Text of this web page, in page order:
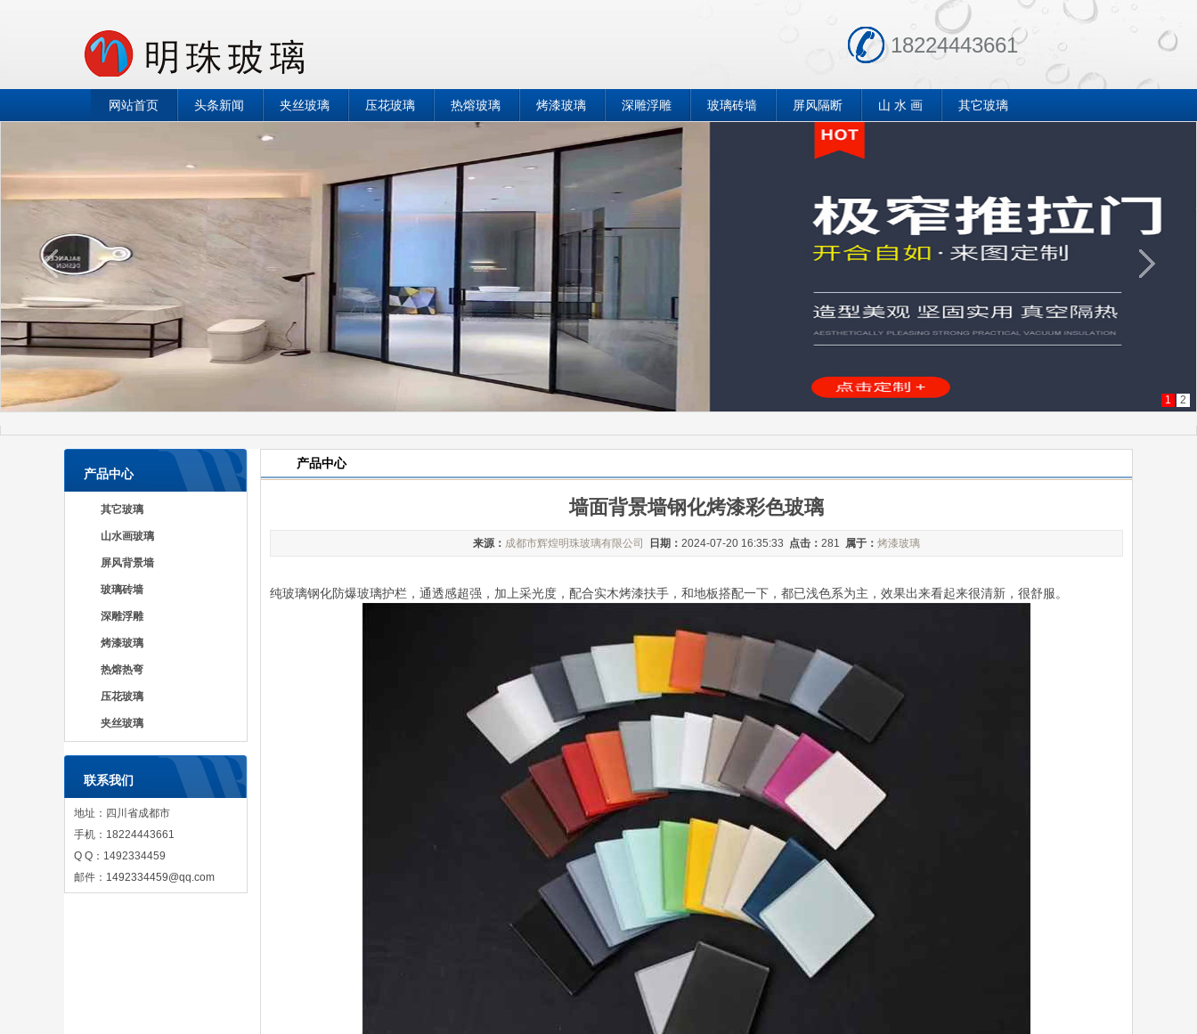
18224443661
网站首页 头条新闻 夹丝玻璃 压花玻璃 热熔玻璃 烤漆玻璃 深雕浮雕 玻璃砖墙 屏风隔断 山 水 画 其它玻璃
1 2
产品中心
其它玻璃
山水画玻璃
屏风背景墙
玻璃砖墙
深雕浮雕
烤漆玻璃
热熔热弯
压花玻璃
夹丝玻璃
联系我们
地址：四川省成都市
手机：18224443661
Q Q：1492334459
邮件： 1492334459@qq.com
产品中心
墙面背景墙钢化烤漆彩色玻璃
来源： 成都市辉煌明珠玻璃有限公司 日期： 2024-07-20 16:35:33 点击： 281 属于： 烤漆玻璃
纯玻璃钢化防爆玻璃护栏，通透感超强，加上采光度，配合实木烤漆扶手，和地板搭配一下，都已浅色系为主，效果出来看起来很清新，很舒服。